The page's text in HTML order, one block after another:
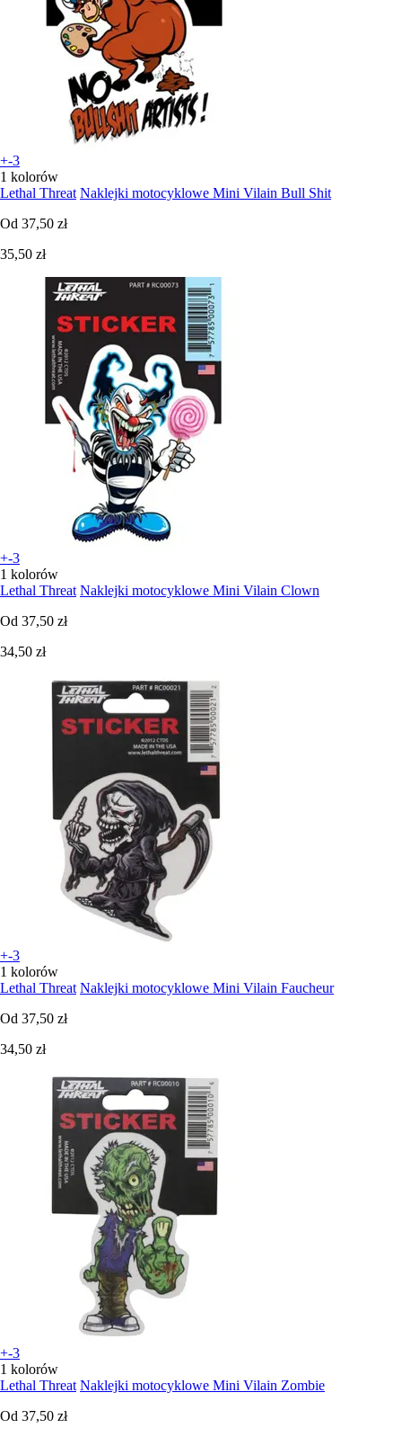
+-3
1 kolorów
Lethal Threat Naklejki motocyklowe Mini Vilain Bull Shit
Od 37,50 zł
35,50 zł
+-3
1 kolorów
Lethal Threat Naklejki motocyklowe Mini Vilain Clown
Od 37,50 zł
34,50 zł
+-3
1 kolorów
Lethal Threat Naklejki motocyklowe Mini Vilain Faucheur
Od 37,50 zł
34,50 zł
+-3
1 kolorów
Lethal Threat Naklejki motocyklowe Mini Vilain Zombie
Od 37,50 zł